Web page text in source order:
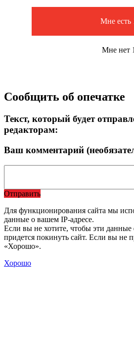
Мне есть
Мне нет
Сообщить об опечатке
Текст, который будет
редакторам:
Ваш комментарий
Отправить
Для функционирования сайта мы
данные о вашем IP-адресе.
Если вы не хотите, чтобы эти данные
придется покинуть сайт. Если вы не
«Хорошо».
Хорошо